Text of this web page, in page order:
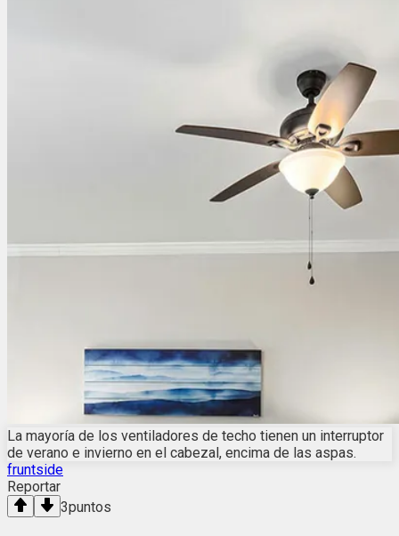
La mayoría de los ventiladores de techo tienen un interruptor
de verano e invierno en el cabezal, encima de las aspas.
fruntside
Reportar
3puntos